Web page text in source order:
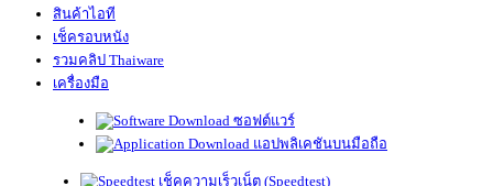
สินค้าไอที
เช็ครอบหนัง
รวมคลิป Thaiware
เครื่องมือ
ซอฟต์แวร์
แอปพลิเคชันบนมือถือ
เช็คความเร็วเน็ต (Speedtest)